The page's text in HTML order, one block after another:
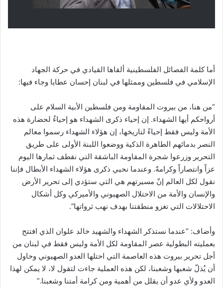
أما كلمة الفصائل الفلسطينية ألقاها القيادي في حركة الجهاد
الإسلامي في فلسطين وممثلها في لبنان إحسان عطايا وجاء فيها:
“من هنا، من بيروت المقاومة ومن فلسطين الأبية السلام على
أرواحكم أيها الشهداء. إن إحياء ذكرى الشهداء هو إحياءٌ لحضارة هذه
الأمة وليس فقط إحياءً لتاريخها، إن هؤلاء الشهداء رسموا معالم
النصر بدمائهم الطاهرة الذكية ووضعوا اللبنة الأولى على طريق
التحرير وزرعوا شجرة المقاومة الباشقة التي نقطف ثمارها اليوم
عزاً وانتصاراً وكرامةً. وعندما نحيي ذكرى هؤلاء الشهداء الأبطال فإننا
نقول لكل العالم إنّ مسيرتهم هي التي ستؤدي إلى تحرير الأرض
والإنسان والأمة من الاحتلال الصهيوني والأميركي وكل أشكال
الاحتلالات التي تغزو منطقتنا بهدف نهب ثرواتها”.
وأضاف: “عندما نستذكر الشهداء والشهيد خالد علوان الذي افتتح
بعمليته البطولية عصر المقاومة لكل الأمة وليس فقط في لبنان من
أجل تحرير بيروت هذه العاصمة التي احتلها العدو الصهيوني وحاول
أن يُذلّ شعبها وشعبنا، لكن هذه العملية جاءت لتقول لا، لا يمكن لهذا
العدو ولأي عدو أن يقلل من أهمية ومن كرامة أمتنا وشعبنا.”